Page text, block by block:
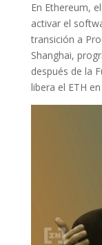
En Ethereum, el
activar el
transición a
Shanghai,
después de la
libera el ETH en